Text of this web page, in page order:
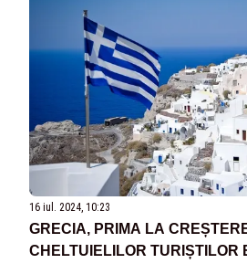
16 iul. 2024, 10:23
GRECIA, PRIMA LA
CHELTUIELILOR TURIȘTILOR